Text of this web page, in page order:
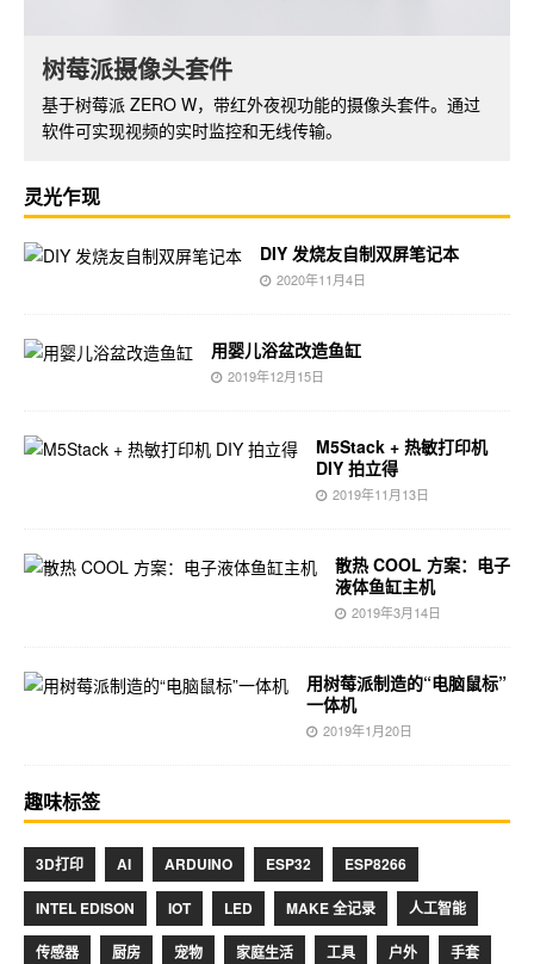
NXEZ Cube 小方屏 DIY 套件
小方屏系列基于 ESP8266 开发板，支持 WiFi 功能，配备
OLED 显示屏。可以开发出丰富的功能和应用。
树莓派摄像头套件
基于树莓派 ZERO W，带红外夜视功能的摄像头套件。通过
软件可实现视频的实时监控和无线传输。
灵光乍现
DIY 发烧友自制双屏笔记本
2020年11月4日
用婴儿浴盆改造鱼缸
2019年12月15日
M5Stack + 热敏打印机
DIY 拍立得
2019年11月13日
散热 COOL 方案：电子
液体鱼缸主机
2019年3月14日
用树莓派制造的“电脑鼠标”
一体机
2019年1月20日
趣味标签
3D打印 AI ARDUINO ESP32 ESP8266
INTEL EDISON IOT LED MAKE 全记录 人工智能
传感器 厨房 宠物 家庭生活 工具 户外 手套